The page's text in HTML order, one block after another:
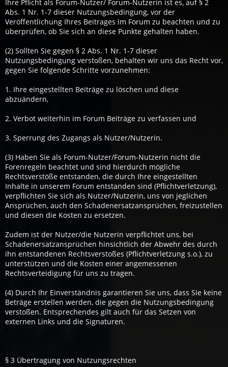
Ihre Pflicht als Forum-Nutzer/ Forum-Nutzerin ist es, auf § 2
Abs. 1 Nr. 1-7 dieser Nutzungsbedingung, vor der
Veröffentlichung Ihres Beitrages im Forum zu beachten und zu
überprüfen, ob Sie sich an diese Punkte gehalten haben.
(2) Sollten Sie gegen § 2 Abs. 1 Nr. 1-7 dieser
Nutzungsbedingung verstoßen, behalten wir uns das Recht vor,
gegen Sie folgende Schritte vorzunehmen:
1. Ihre eingestellten Beiträge zu löschen und diese
abzuändern,
2. Verbot weiterhin im Forum Beiträge zu verfassen und
3. Sperrung des Zugangs als Nutzer/Nutzerin.
(3) Haben Sie als Forum-Nutzer/Forum-Nutzerin nicht die
Forenregeln beachtet und sind hierdurch mögliche
Rechtsverstöße entstanden, die durch Ihre eingestellten
Inhalte in unserem Forum entstanden sind (Pflichtverletzung),
verpflichten Sie sich als Nutzer/Nutzerin, uns von jeglichen
Ansprüchen, auch den Schadenersatzansprüchen, freizustellen
und diesen die Kosten zu ersetzen.
Zudem ist der Nutzer/die Nutzerin verpflichtet uns, bei
Schadenersatzansprüchen hinsichtlich der Abwehr des durch
ihn entstandenen Rechtsverstoßes (Pflichtverletzung s.o.), zu
unterstützen und die Kosten einer angemessenen
Rechtsverteidigung für uns zu tragen.
(4) Durch Ihr Einverständnis garantieren Sie uns, dass Sie keine
Beträge erstellen werden, die gegen die Nutzungsbedingung
verstoßen. Entsprechendes gilt auch für das Setzen von
externen Links und die Signaturen.
§ 3 Übertragung von Nutzungsrechten